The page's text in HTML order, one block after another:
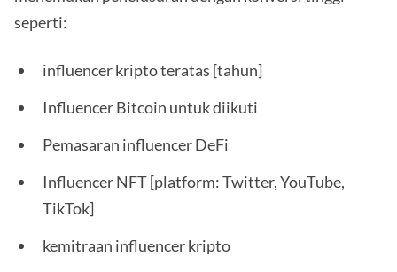
seperti:
influencer kripto teratas [tahun]
Influencer Bitcoin untuk diikuti
Pemasaran influencer DeFi
Influencer NFT [platform: Twitter, YouTube,
TikTok]
kemitraan influencer kripto